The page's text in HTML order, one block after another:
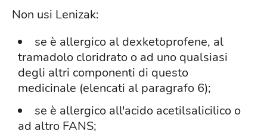
Non usi Lenizak:
se è allergico al dexketoprofene, al
tramadolo cloridrato o ad uno qualsiasi
degli altri componenti di questo
medicinale (elencati al paragrafo 6);
se è allergico all'acido acetilsalicilico o
ad altro FANS;